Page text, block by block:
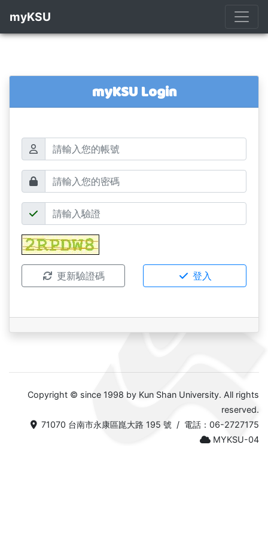
myKSU
myKSU Login
帳號
密碼
驗證碼
更新驗證碼 登入
Copyright © since 1998 by Kun Shan University. All rights
reserved.
71070 台南市永康區崑大路 195 號 / 電話：06-2727175
MYKSU-04